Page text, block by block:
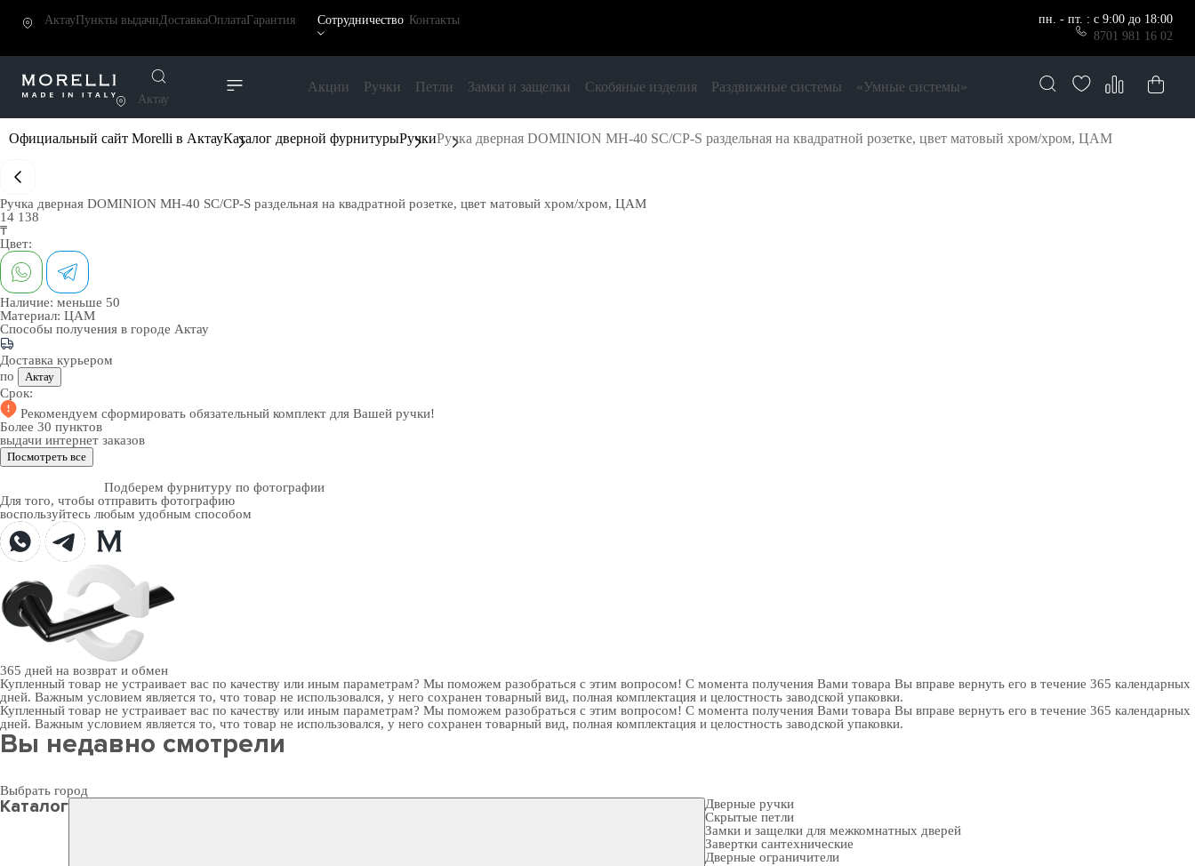
АктауПункты выдачиДоставкаОплатаГарантия Сотрудничество Контакты
пн. - пт. : с 9:00 до 18:00
8701 981 16 02
Актау
Акции Ручки Петли Замки и защелки Скобяные изделия Раздвижные системы «Умные системы»
Официальный сайт Morelli в АктауКаталог дверной фурнитурыРучкиРучка дверная DOMINION MH-40 SC/CP-S раздельная на квадратной розетке, цвет матовый хром/хром, ЦАМ
Ручка дверная DOMINION MH-40 SC/CP-S раздельная на квадратной розетке, цвет матовый хром/хром, ЦАМ
14 138
₸
Цвет:
Наличие: меньше 50
Материал: ЦАМ
Способы получения в городе Актау
Доставка курьером
по
Актау
Срок:
Рекомендуем сформировать обязательный комплект для Вашей ручки!
Более 30 пунктов
выдачи интернет заказов
Посмотреть все
Подберем фурнитуру по фотографии
Для того, чтобы отправить фотографию
воспользуйтесь любым удобным способом
365 дней на возврат и обмен
Купленный товар не устраивает вас по качеству или иным параметрам? Мы поможем разобраться с этим вопросом! С момента получения Вами товара Вы вправе вернуть его в течение 365 календарных
дней. Важным условием является то, что товар не использовался, у него сохранен товарный вид, полная комплектация и целостность заводской упаковки.
Купленный товар не устраивает вас по качеству или иным параметрам? Мы поможем разобраться с этим вопросом! С момента получения Вами товара Вы вправе вернуть его в течение 365 календарных
дней. Важным условием является то, что товар не использовался, у него сохранен товарный вид, полная комплектация и целостность заводской упаковки.
Вы недавно смотрели
Выбрать город
Каталог
Дверные ручки
Скрытые петли
Замки и защелки для межкомнатных дверей
Завертки сантехнические
Дверные ограничители